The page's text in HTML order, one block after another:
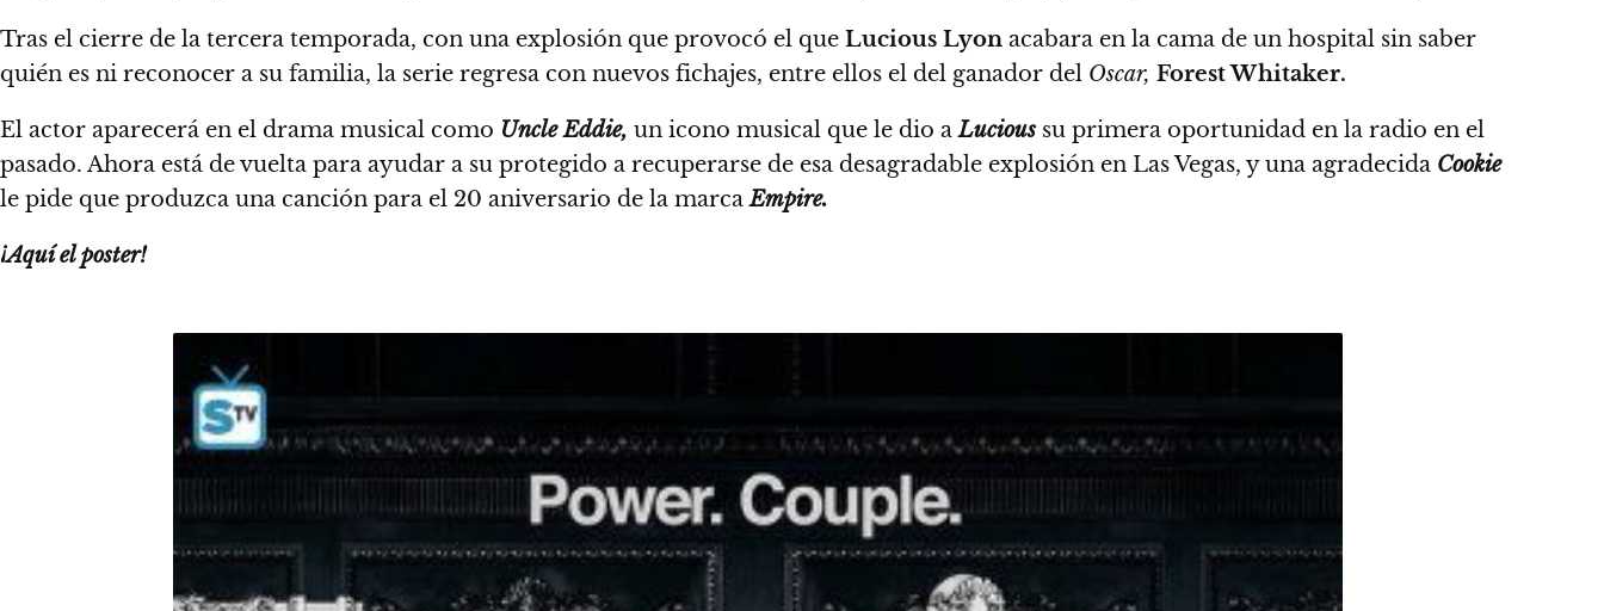
Tras el cierre de la tercera temporada, con una explosión que provocó el que Lucious Lyon acabara en la cama de un hospital sin saber
quién es ni reconocer a su familia, la serie regresa con nuevos fichajes, entre ellos el del ganador del Oscar, Forest Whitaker.
El actor aparecerá en el drama musical como Uncle Eddie, un icono musical que le dio aLucious su primera oportunidad en la radio en el
pasado. Ahora está de vuelta para ayudar a su protegido a recuperarse de esa desagradable explosión en Las Vegas, y una agradecida Cookie
le pide que produzca una canción para el 20 aniversario de la marcaEmpire.
¡Aquí el poster!